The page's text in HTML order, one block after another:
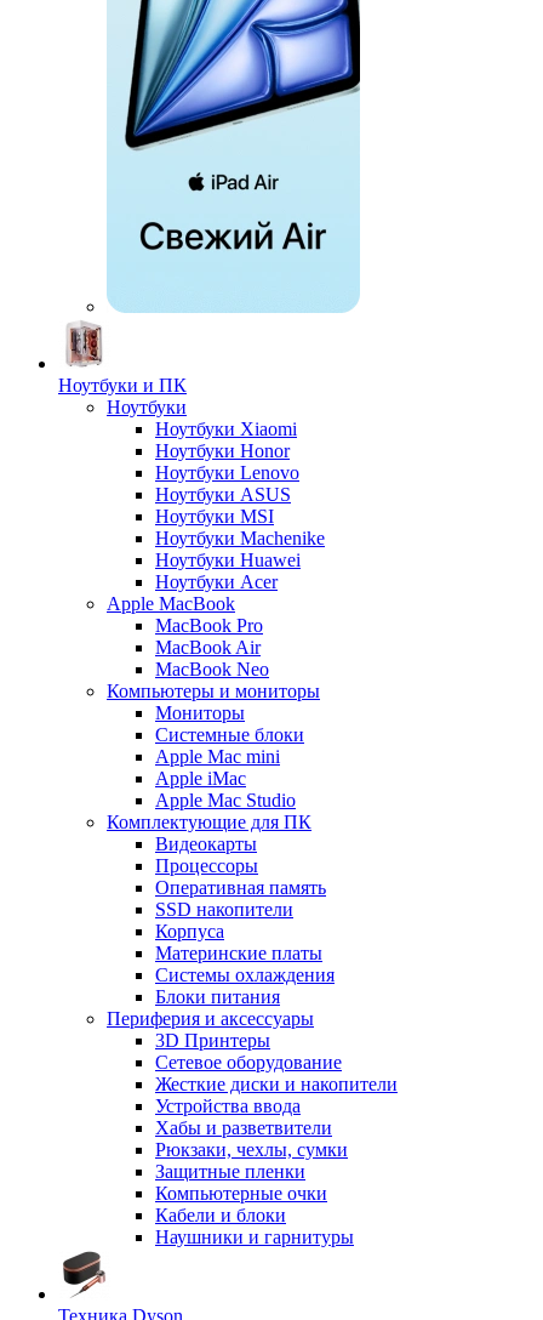
Ноутбуки и ПК
Ноутбуки
Ноутбуки Xiaomi
Ноутбуки Honor
Ноутбуки Lenovo
Ноутбуки ASUS
Ноутбуки MSI
Ноутбуки Machenike
Ноутбуки Huawei
Ноутбуки Acer
Apple MacBook
MacBook Pro
MacBook Air
MacBook Neo
Компьютеры и мониторы
Мониторы
Системные блоки
Apple Mac mini
Apple iMac
Apple Mac Studio
Комплектующие для ПК
Видеокарты
Процессоры
Оперативная память
SSD накопители
Корпуса
Материнские платы
Системы охлаждения
Блоки питания
Периферия и аксессуары
3D Принтеры
Сетевое оборудование
Жесткие диски и накопители
Устройства ввода
Хабы и разветвители
Рюкзаки, чехлы, сумки
Защитные пленки
Компьютерные очки
Кабели и блоки
Наушники и гарнитуры
Техника Dyson